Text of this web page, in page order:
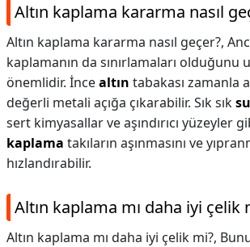
Altın kaplama kararma nasıl
Altın kaplama kararma nasıl geçer?,
kaplamanın da sınırlamaları olduğunu
önemlidir. İncealtın tabakası zamanla
değerli metali açığa çıkarabilir. Sık sık
sert kimyasallar ve aşındırıcı yüzeyler
kaplama takıların aşınmasını ve
hızlandırabilir.
Altın kaplama mı daha iyi çelik
Altın kaplama mı daha iyi çelik mi?,